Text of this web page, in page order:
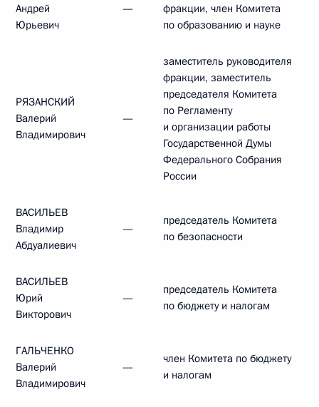
Андрей
Юрьевич
—
фракции, член Комитета
по образованию и науке
РЯЗАНСКИЙ
Валерий
Владимирович
—
заместитель руководителя
фракции, заместитель
председателя Комитета
по Регламенту
и организации работы
Государственной Думы
Федерального Собрания
России
ВАСИЛЬЕВ
Владимир
Абдуалиевич
—
председатель Комитета
по безопасности
ВАСИЛЬЕВ
Юрий
Викторович
—
председатель Комитета
по бюджету и налогам
ГАЛЬЧЕНКО
Валерий
Владимирович
—
член Комитета по бюджету
и налогам